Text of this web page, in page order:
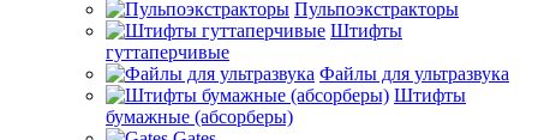
Пульпоэкстракторы
Штифты
гуттаперчивые
Файлы для ультразвука
Штифты
бумажные (абсорберы)